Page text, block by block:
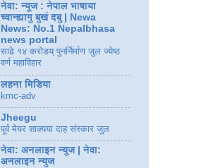
नेवा: न्यूज : नेपाल भाषाया
च्वान्ह्यागु बुखं दबु | Newa
News: No.1 Nepalbhasa
news portal
साढे १४ करोडय् पुनर्निर्माण जुल ज्येष्ठ
वर्ण महाविहार
लहना मिडिया
kmc-adv
Jheegu
पूर्व मेयर शाक्यया दाह संस्कार जुल
नेवा: अनलाइन न्युज | नेवा:
अनलाइन न्युज